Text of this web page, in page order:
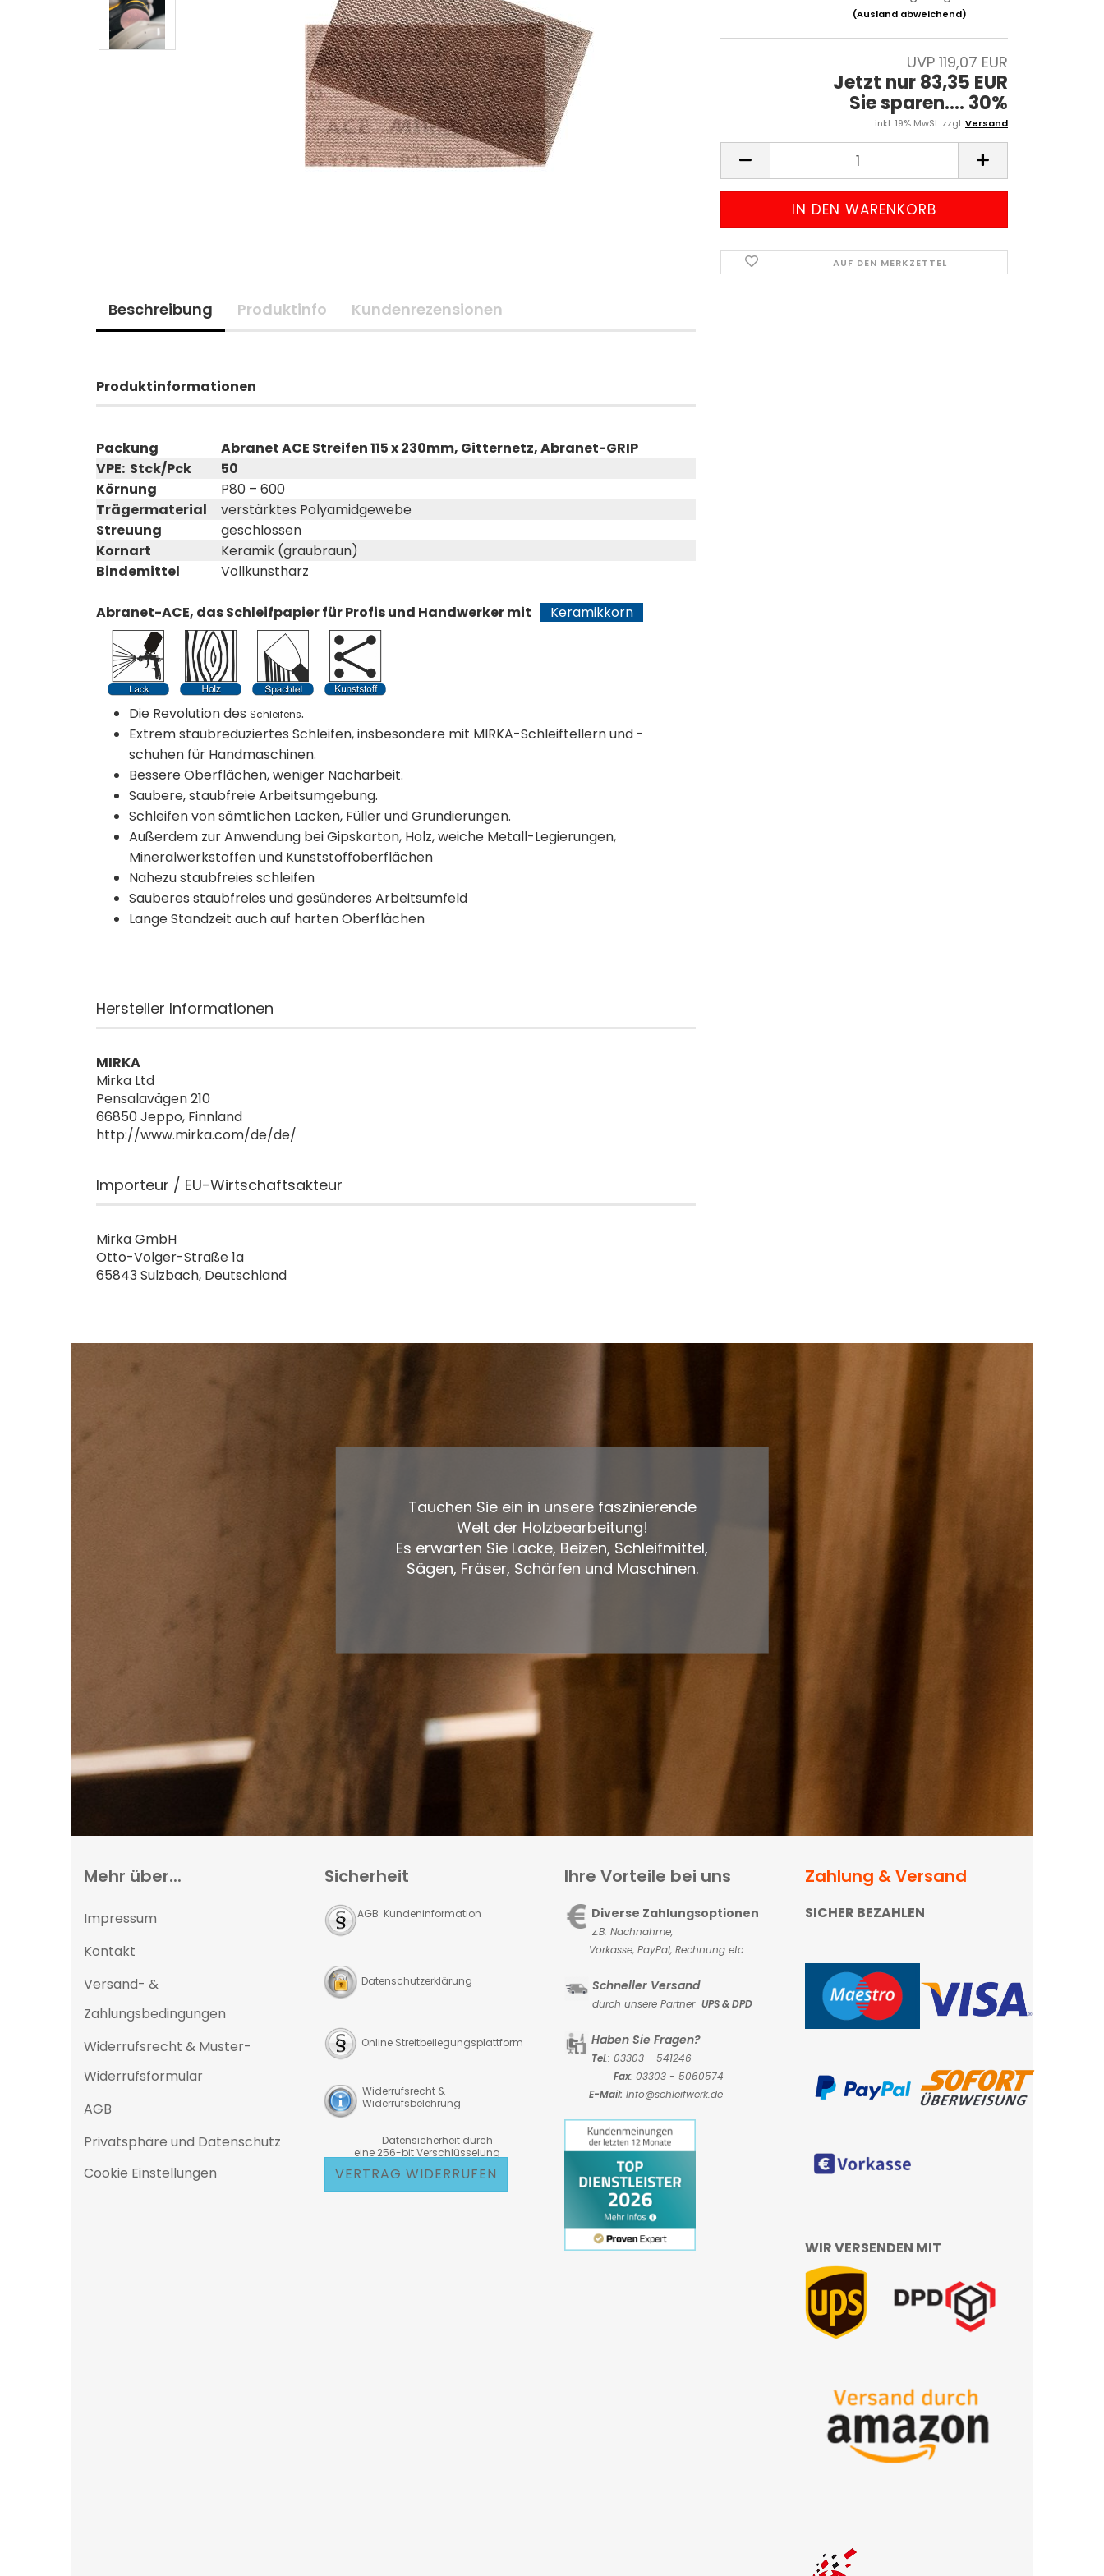
(Ausland abweichend)
UVP 119,07 EUR
Jetzt nur 83,35 EUR
Sie sparen.... 30%
inkl. 19% MwSt. zzgl.Versand
AUF DEN MERKZETTEL
Beschreibung Produktinfo Kundenrezensionen
Produktinformationen
Packung
Abranet ACE Streifen 115 x 230mm, Gitternetz, Abranet-GRIP
VPE: Stck/Pck
50
Körnung
P80 – 600
Trägermaterial
verstärktes Polyamidgewebe
Streuung
geschlossen
Kornart
Keramik (graubraun)
Bindemittel
Vollkunstharz
Abranet-ACE, das Schleifpapier für Profis und Handwerker mit Keramikkorn
Die Revolution des Schleifens.
Extrem staubreduziertes Schleifen, insbesondere mit MIRKA-Schleiftellern und -
schuhen für Handmaschinen.
Bessere Oberflächen, weniger Nacharbeit.
Saubere, staubfreie Arbeitsumgebung.
Schleifen von sämtlichen Lacken, Füller und Grundierungen.
Außerdem zur Anwendung bei Gipskarton, Holz, weiche Metall-Legierungen,
Mineralwerkstoffen und Kunststoffoberflächen
Nahezu staubfreies schleifen
Sauberes staubfreies und gesünderes Arbeitsumfeld
Lange Standzeit auch auf harten Oberflächen
Hersteller Informationen
MIRKA
Mirka Ltd
Pensalavägen 210
66850 Jeppo, Finnland
http://www.mirka.com/de/de/
Importeur / EU-Wirtschaftsakteur
Mirka GmbH
Otto-Volger-Straße 1a
65843 Sulzbach, Deutschland
Tauchen Sie ein in unsere faszinierende
Welt der Holzbearbeitung!
Es erwarten Sie Lacke, Beizen, Schleifmittel,
Sägen, Fräser, Schärfen und Maschinen.
Mehr über...
Impressum
Kontakt
Versand- &
Zahlungsbedingungen
Widerrufsrecht & Muster-
Widerrufsformular
AGB
Privatsphäre und Datenschutz
Cookie Einstellungen
Sicherheit
AGB Kundeninformation
Datenschutzerklärung
Online Streitbeilegungsplattform
Widerrufsrecht &
Widerrufsbelehrung
Datensicherheit durch
eine 256-bit Verschlüsselung
VERTRAG WIDERRUFEN
Ihre Vorteile bei uns
Diverse Zahlungsoptionen
z.B. Nachnahme,
Vorkasse, PayPal, Rechnung etc.
Schneller Versand
durch unsere Partner UPS & DPD
Haben Sie Fragen?
Tel.: 03303 - 541246
Fax: 03303 - 5060574
E-Mail: Info@schleifwerk.de
Zahlung & Versand
SICHER BEZAHLEN
WIR VERSENDEN MIT